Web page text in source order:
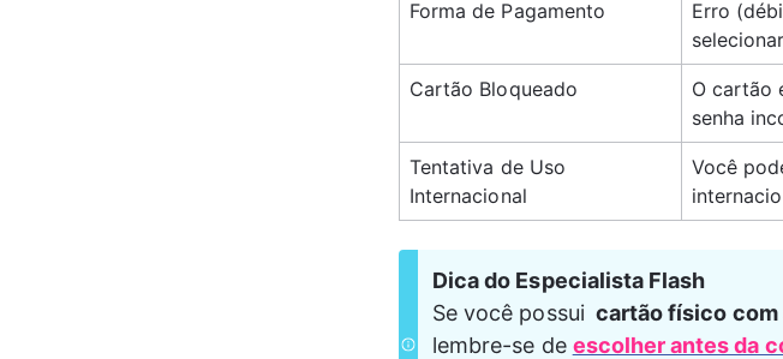
Forma de Pagamento
Erro
Cartão Bloqueado
O cartão
senha
Tentativa de Uso
Internacional
Você
Dica do Especialista Flash
Se você possui cartão físico com
lembre-se de escolher antes da